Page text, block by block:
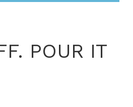
POUR IT